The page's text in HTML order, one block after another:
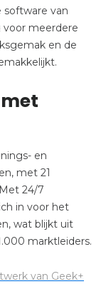
software van
meerdere
en de
en
met 21
24/7
in voor het
wat blijkt uit
marktleiders.
van Geek+